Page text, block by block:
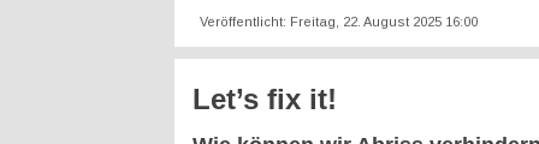
Veröffentlicht: Freitag, 22. August 2025 16:00
Let’s fix it!